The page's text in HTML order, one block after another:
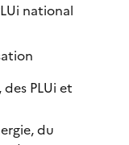
national
des PLUi et
du